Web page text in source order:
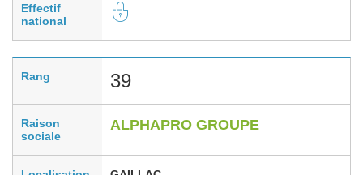
Effectif
national
Rang 39
Raison
sociale
ALPHAPRO GROUPE